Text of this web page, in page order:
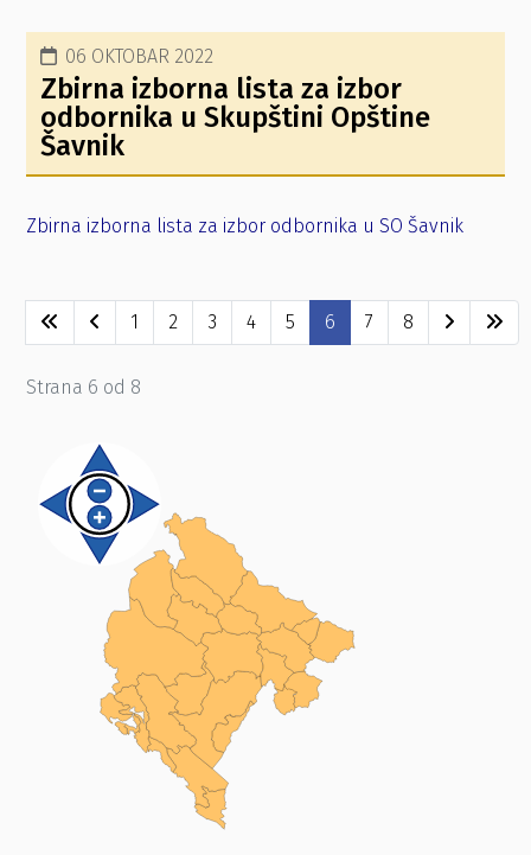
06 OKTOBAR 2022
Zbirna izborna lista za izbor
odbornika u Skupštini Opštine
Šavnik
Zbirna izborna lista za izbor odbornika u SO Šavnik
1 2 3 4 5 6 7 8
Strana 6 od 8